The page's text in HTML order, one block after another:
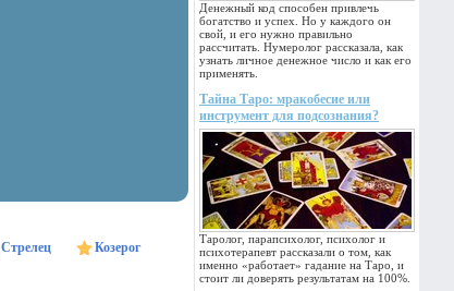
Денежный код способен привлечь
богатство и успех. Но у каждого он
свой, и его нужно правильно
рассчитать. Нумеролог рассказала, как
узнать личное денежное число и как его
применять.
Тайна Таро: мракобесие или
инструмент для подсознания?
Таролог, парапсихолог, психолог и
психотерапевт рассказали о том, как
именно «работает» гадание на Таро, и
стоит ли доверять результатам на 100%.
Стрелец
Козерог